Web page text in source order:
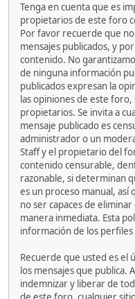
Tenga en cuenta que es
propietarios de este foro
Por favor recuerde que
mensajes publicados, y
contenido. No
de ninguna información
publicados expresan la
las opiniones de este foro,
propietarios. Se invita a
mensaje publicado es
administrador o un
Staff y el propietario del
contenido censurable,
razonable, si determinan
es un proceso manual,
no ser capaces de
manera inmediata. Esta
información de los
Recuerde que usted es el
los mensajes que publica.
indemnizar y liberar de